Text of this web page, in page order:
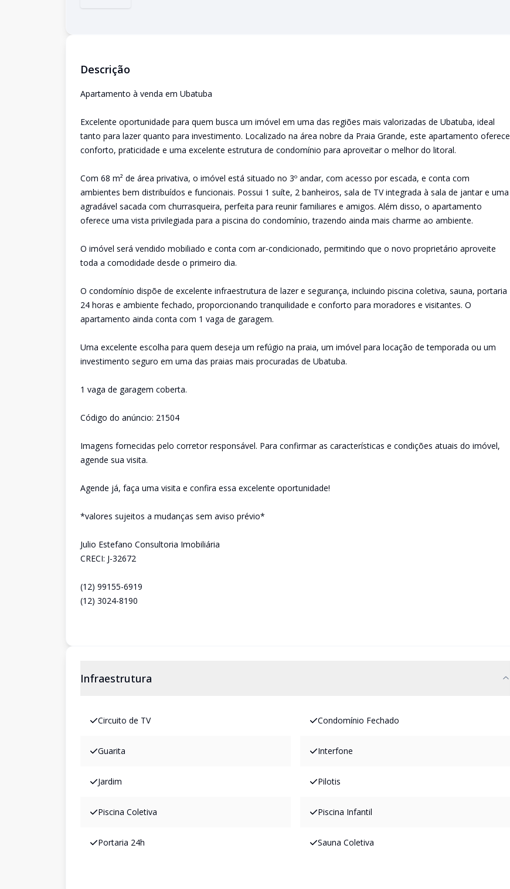
Descrição
Apartamento à venda em Ubatuba
Excelente oportunidade para quem busca um imóvel em uma das regiões mais valorizadas de Ubatuba, ideal
tanto para lazer quanto para investimento. Localizado na área nobre da Praia Grande, este apartamento oferece
conforto, praticidade e uma excelente estrutura de condomínio para aproveitar o melhor do litoral.
Com 68 m² de área privativa, o imóvel está situado no 3º andar, com acesso por escada, e conta com
ambientes bem distribuídos e funcionais. Possui 1 suíte, 2 banheiros, sala de TV integrada à sala de jantar e uma
agradável sacada com churrasqueira, perfeita para reunir familiares e amigos. Além disso, o apartamento
oferece uma vista privilegiada para a piscina do condomínio, trazendo ainda mais charme ao ambiente.
O imóvel será vendido mobiliado e conta com ar-condicionado, permitindo que o novo proprietário aproveite
toda a comodidade desde o primeiro dia.
O condomínio dispõe de excelente infraestrutura de lazer e segurança, incluindo piscina coletiva, sauna, portaria
24 horas e ambiente fechado, proporcionando tranquilidade e conforto para moradores e visitantes. O
apartamento ainda conta com 1 vaga de garagem.
Uma excelente escolha para quem deseja um refúgio na praia, um imóvel para locação de temporada ou um
investimento seguro em uma das praias mais procuradas de Ubatuba.
1 vaga de garagem coberta.
Código do anúncio: 21504
Imagens fornecidas pelo corretor responsável. Para confirmar as características e condições atuais do imóvel,
agende sua visita.
Agende já, faça uma visita e confira essa excelente oportunidade!
*valores sujeitos a mudanças sem aviso prévio*
Julio Estefano Consultoria Imobiliária
CRECI: J-32672
(12) 99155-6919
(12) 3024-8190
Infraestrutura
Circuito de TV Condomínio Fechado
Guarita Interfone
Jardim Pilotis
Piscina Coletiva Piscina Infantil
Portaria 24h Sauna Coletiva